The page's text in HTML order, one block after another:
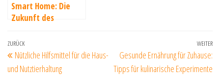
Smart Home: Die
Zukunft des
Beitragsnavigation
Vorheriger
Beitrag
ZURÜCK
Nützliche Hilfsmittel für die Haus-
und Nutztierhaltung
WEITER
Gesunde Ernährung für Zuhause:
Tipps für kulinarische Experimente